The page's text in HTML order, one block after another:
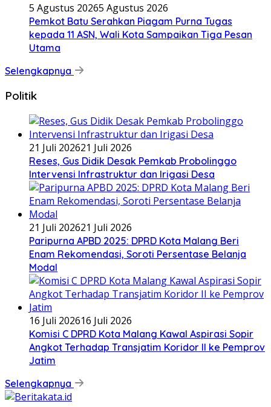
5 Agustus 20265 Agustus 2026
Pemkot Batu Serahkan Piagam Purna Tugas
kepada 11 ASN, Wali Kota Sampaikan Tiga Pesan
Utama
Selengkapnya
Politik
21 Juli 202621 Juli 2026
Reses, Gus Didik Desak Pemkab Probolinggo
Intervensi Infrastruktur dan Irigasi Desa
21 Juli 202621 Juli 2026
Paripurna APBD 2025: DPRD Kota Malang Beri
Enam Rekomendasi, Soroti Persentase Belanja
Modal
16 Juli 202616 Juli 2026
Komisi C DPRD Kota Malang Kawal Aspirasi Sopir
Angkot Terhadap Transjatim Koridor II ke Pemprov
Jatim
Selengkapnya